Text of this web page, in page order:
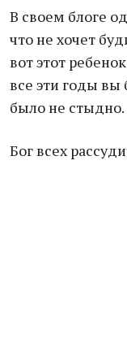
В своем блоге
что не хочет
вот этот
все эти годы вы
было не стыдно.
Бог всех